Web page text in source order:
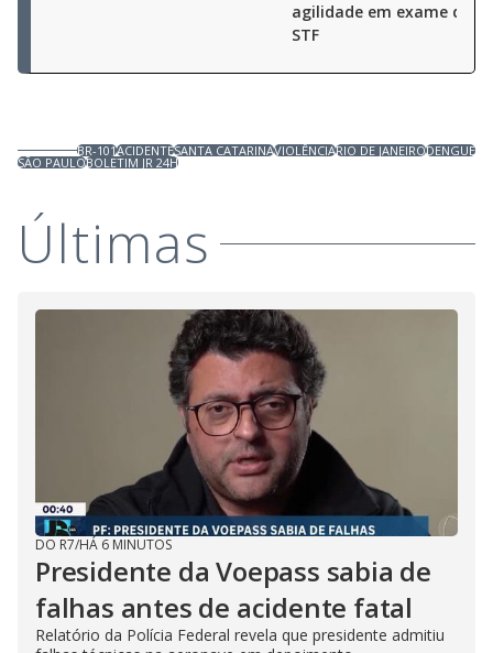
agilidade em exame de
STF
BR-101ACIDENTESANTA CATARINAVIOLÊNCIARIO DE JANEIRODENGUE
SÃO PAULOBOLETIM JR 24H
Últimas
DO R7/HÁ 6 MINUTOS
Presidente da Voepass sabia de
falhas antes de acidente fatal
Relatório da Polícia Federal revela que presidente admitiu